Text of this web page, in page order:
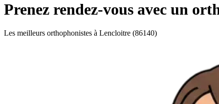
Prenez rendez-vous avec un
Les meilleurs orthophonistes à Lencloitre (86140)